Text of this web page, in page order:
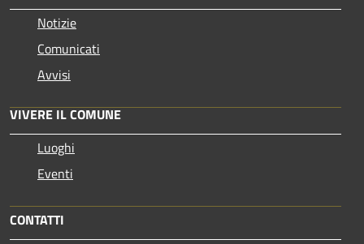
Notizie
Comunicati
Avvisi
VIVERE IL COMUNE
Luoghi
Eventi
CONTATTI